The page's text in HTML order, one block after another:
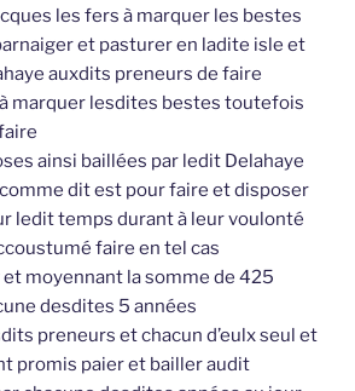
les fers à marquer les bestes
et pasturer en ladite isle et
auxdits preneurs de faire
marquer lesdites bestes toutefois
ainsi baillées par ledit Delahaye
dit est pour faire et disposer
ledit temps durant à leur voulonté
faire en tel cas
moyennant la somme de 425
desdites 5 années
preneurs et chacun d’eulx seul et
promis paier et bailler audit